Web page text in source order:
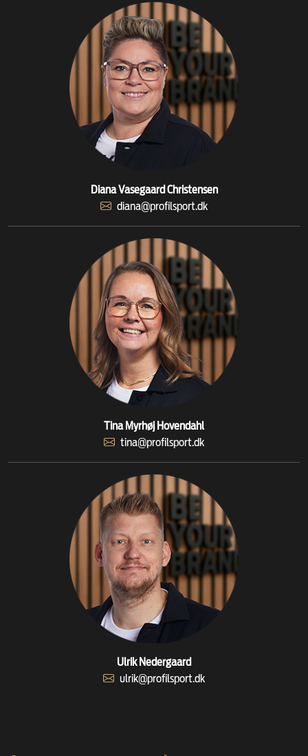
Diana Vasegaard Christensen
diana@profilsport.dk
Tina Myrhøj Hovendahl
tina@profilsport.dk
Ulrik Nedergaard
ulrik@profilsport.dk